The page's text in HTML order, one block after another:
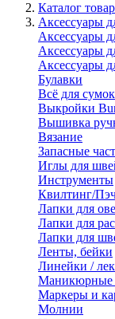
Каталог
Аксессуары
Аксессуары
Аксессуары
Аксессуары
Булавки
Всё для сумок
Выкройки
Вышивка
Вязание
Запасные
Иглы для
Инструменты
Квилтинг/
Лапки для
Лапки для
Лапки для
Ленты, бейки
Линейки /
Маникюрные
Маркеры и
Молнии